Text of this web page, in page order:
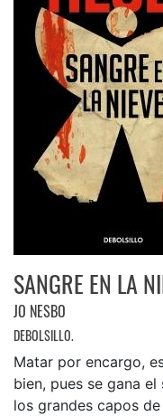
SANGRE EN LA
JO NESBO
DEBOLSILLO.
Matar por encargo,
bien, pues se gana
los grandes capos